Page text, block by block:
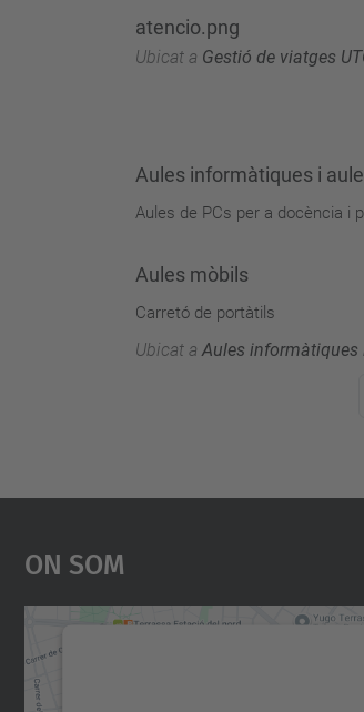
atencio.png
Ubicat a Gestió de viatges
Aules informàtiques i
Aules de PCs per a docència i
Aules mòbils
Carretó de portàtils
Ubicat a Aules
On Som